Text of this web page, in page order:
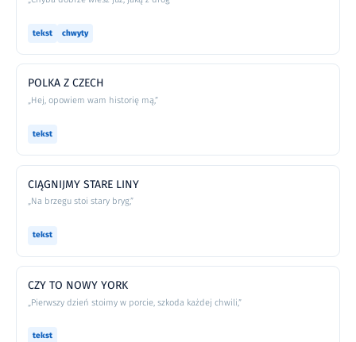
tekst chwyty
POLKA Z CZECH
„Hej, opowiem wam historię mą,”
tekst
CIĄGNIJMY STARE LINY
„Na brzegu stoi stary bryg,”
tekst
CZY TO NOWY YORK
„Pierwszy dzień stoimy w porcie, szkoda każdej chwili,”
tekst